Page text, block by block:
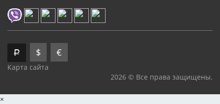
Р $ €
Карта сайта
2026 © Все права защищены.
×